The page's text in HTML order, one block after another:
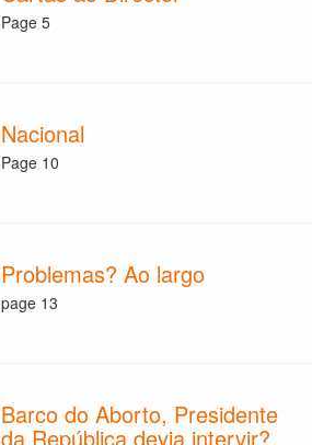
Page 5
Nacional
Page 10
Problemas? Ao largo
page 13
Barco do Aborto, Presidente
da República devia intervir?